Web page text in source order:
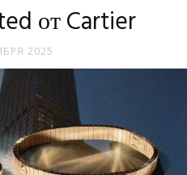
от Cartier
2025